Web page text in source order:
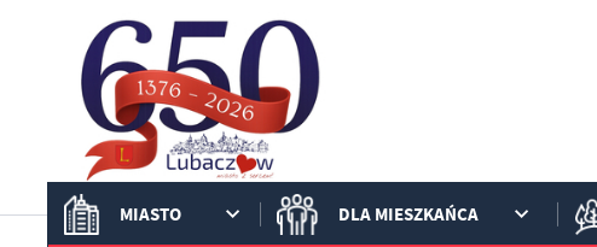
MIASTO DLA MIESZKAŃCA